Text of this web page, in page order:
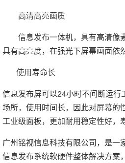
高清高亮画质
信息发布一体机，具有高清像
具有高亮度，在强光下屏幕画面依
使用寿命长
信息发布屏可以24小时不间断运
场所，使用时间长，因此对屏幕的
工业级面板，更加耐用稳定性好，
广州铭视信息科技有限公司，是一
信息发布系统软硬件整体解决方案